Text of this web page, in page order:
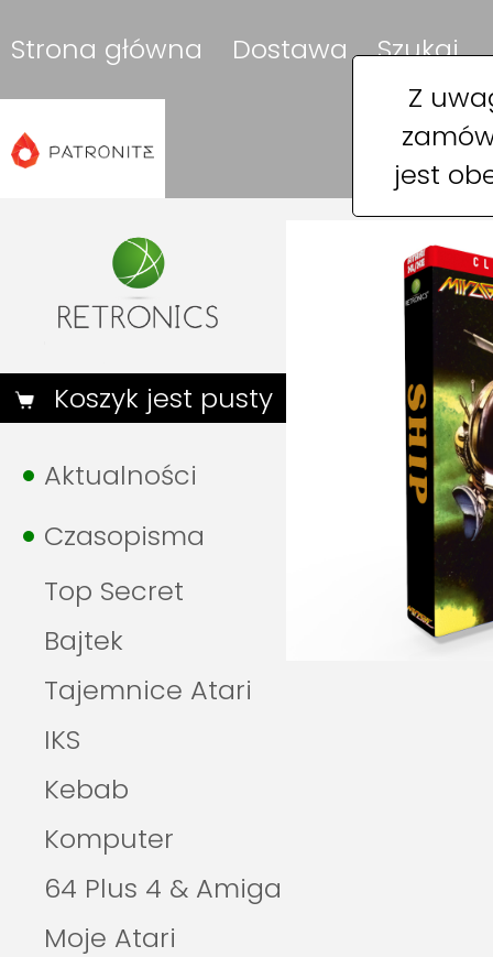
Z
jest
Strona główna Dostawa Szukaj
Koszyk jest pusty
Aktualności
Czasopisma
Top Secret
Bajtek
Tajemnice Atari
IKS
Kebab
Komputer
64 Plus 4 & Amiga
Moje Atari